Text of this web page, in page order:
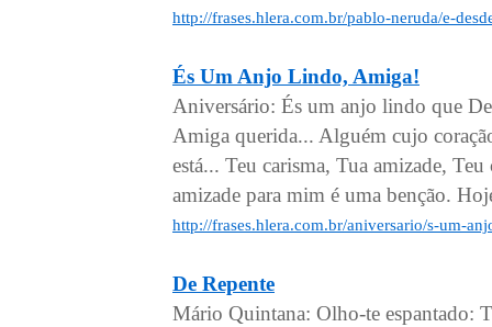
http://frases.hlera.com.br/pablo-neruda/e-
És Um Anjo Lindo, Amiga!
Aniversário: És um anjo lindo que
Amiga querida... Alguém cujo
está... Teu carisma, Tua amizade,
amizade para mim é uma benção.
http://frases.hlera.com.br/aniversario/s-um-
De Repente
Mário Quintana: Olho-te espantado: